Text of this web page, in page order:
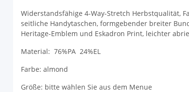
Widerstandsfähige 4-Way-Stretch Herbstqualität,
seitliche Handytaschen, formgebender breiter
Heritage-Emblem und Eskadron Print, leichter
Material: 76%PA 24%EL
Farbe: almond
Größe: bitte wählen Sie aus dem Menue